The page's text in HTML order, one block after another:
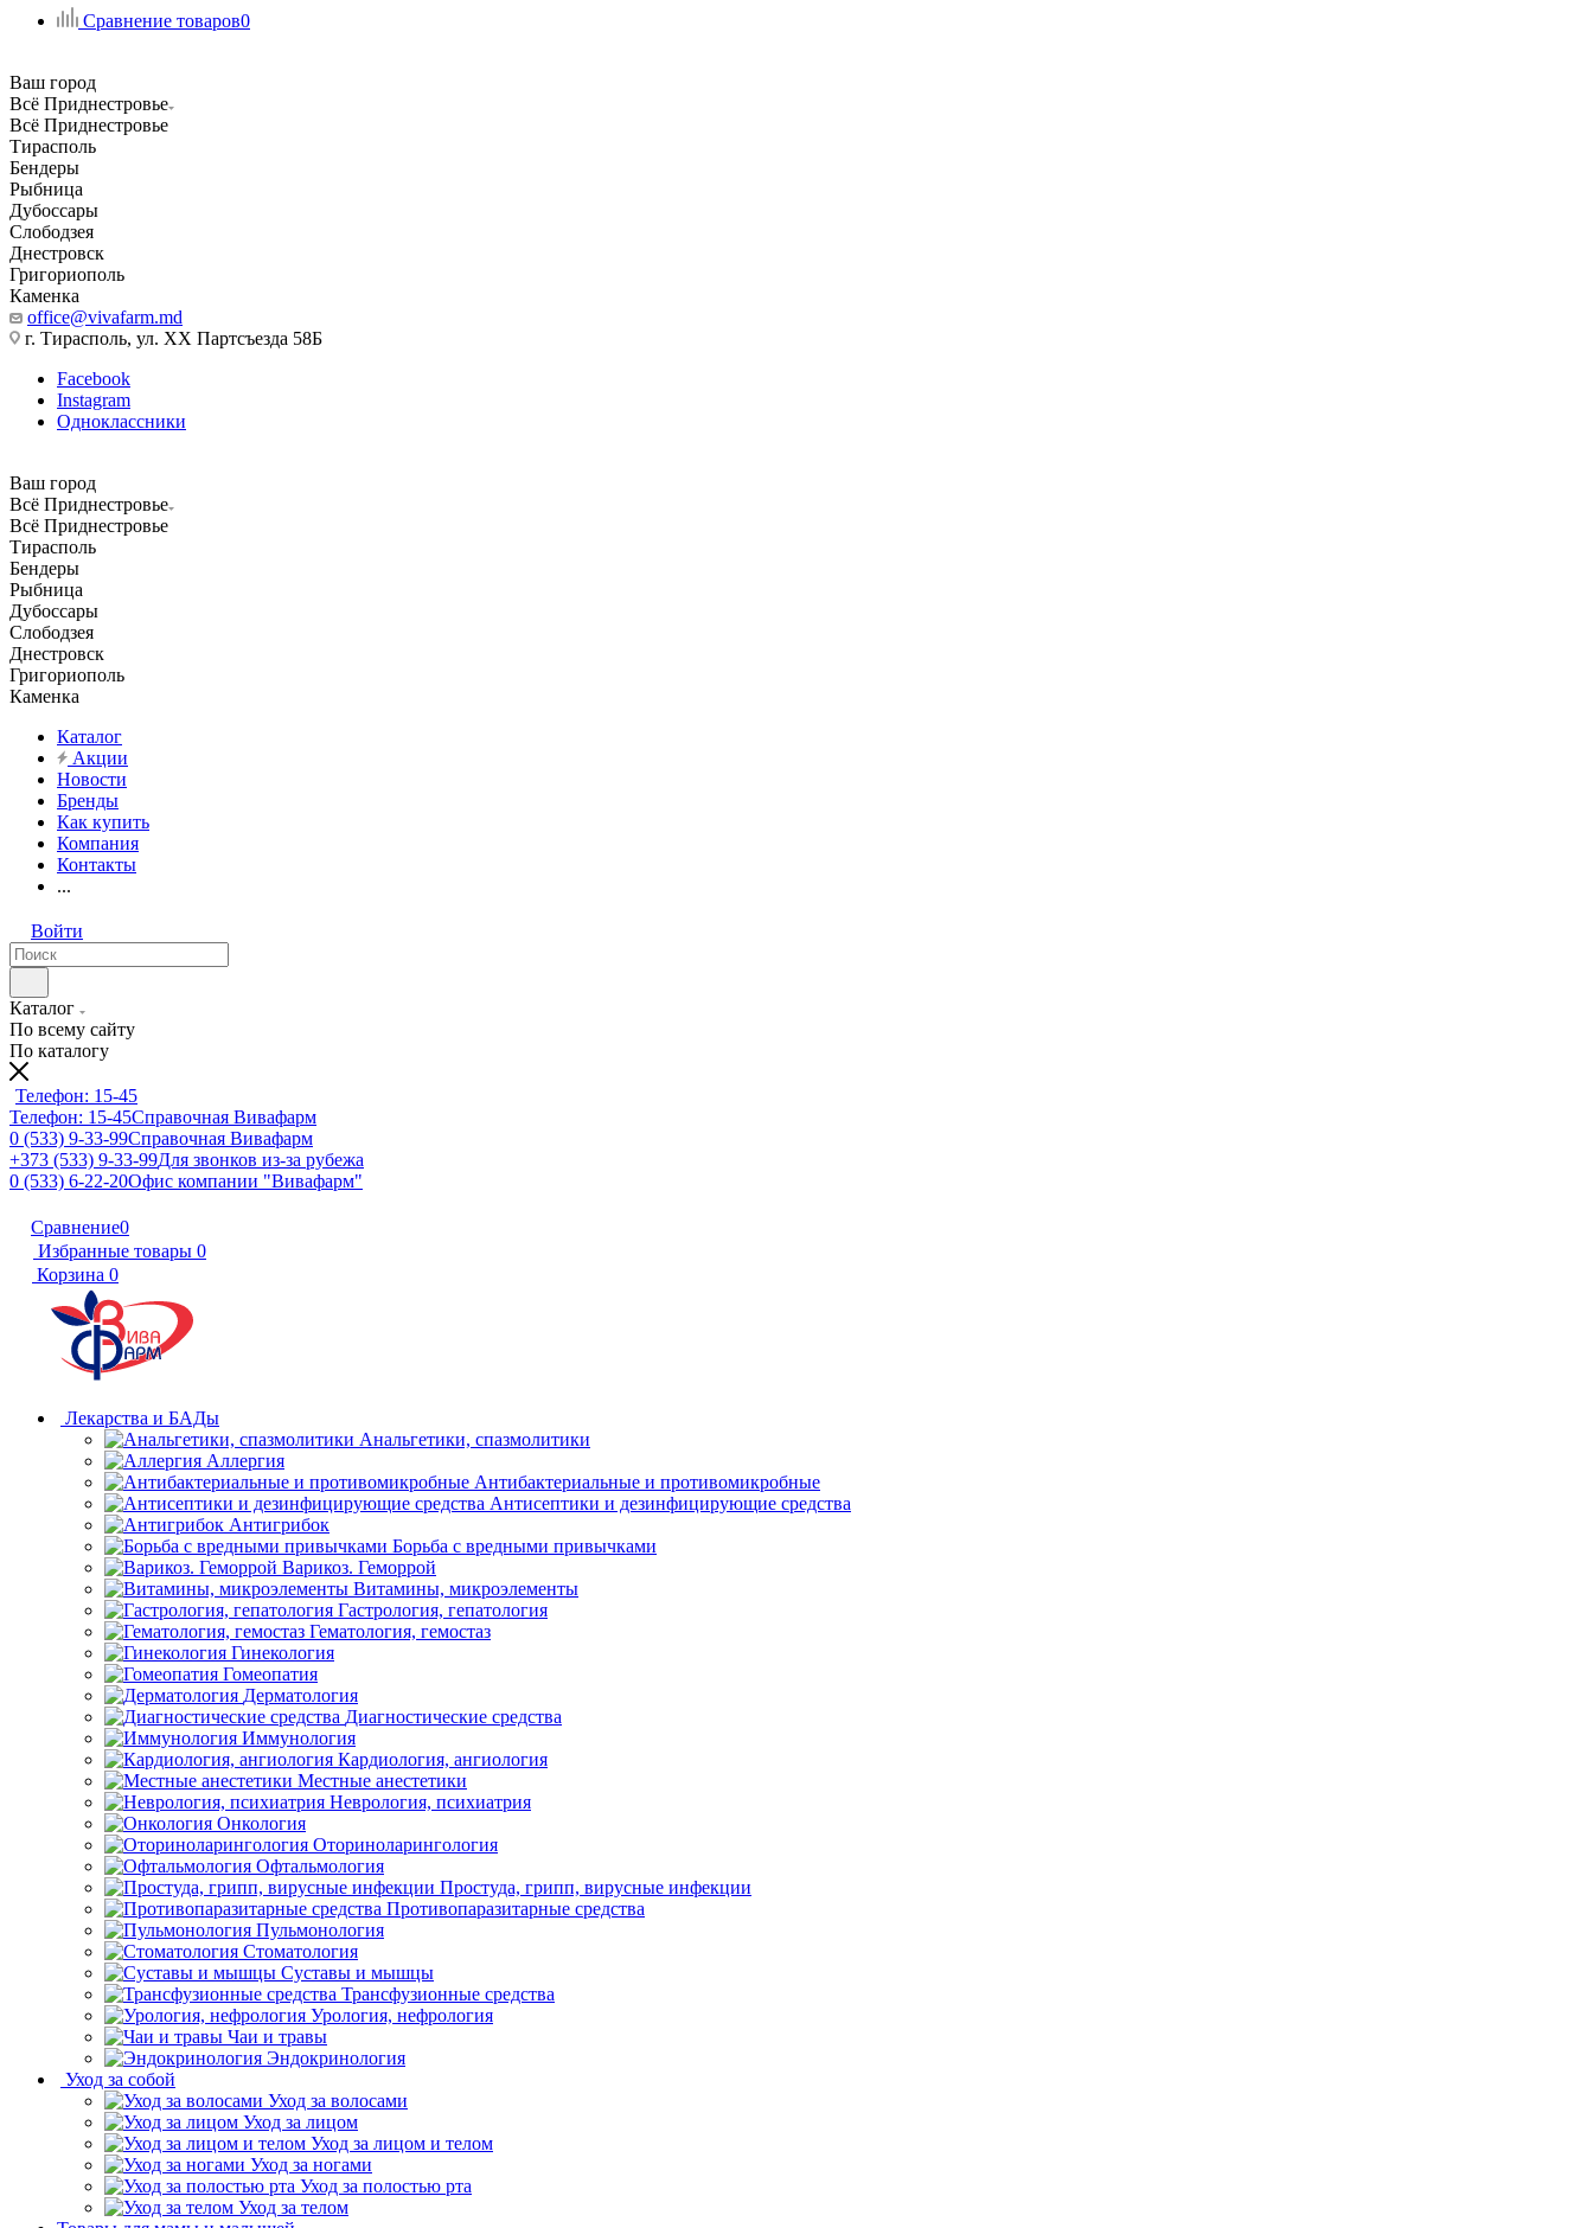
Сравнение товаров0
Ваш город
Всё Приднестровье
Всё Приднестровье
Тирасполь
Бендеры
Рыбница
Дубоссары
Слободзея
Днестровск
Григориополь
Каменка
office@vivafarm.md
г. Тирасполь, ул. ХХ Партсъезда 58Б
Facebook
Instagram
Одноклассники
Ваш город
Всё Приднестровье
Всё Приднестровье
Тирасполь
Бендеры
Рыбница
Дубоссары
Слободзея
Днестровск
Григориополь
Каменка
Каталог
Акции
Новости
Бренды
Как купить
Компания
Контакты
...
Войти
Каталог
По всему сайту
По каталогу
Телефон: 15-45
Телефон: 15-45Справочная Вивафарм
0 (533) 9-33-99Справочная Вивафарм
+373 (533) 9-33-99Для звонков из-за рубежа
0 (533) 6-22-20Офис компании "Вивафарм"
Сравнение0
Избранные товары 0
Корзина 0
Лекарства и БАДы
Анальгетики, спазмолитики
Аллергия
Антибактериальные и противомикробные
Антисептики и дезинфицирующие средства
Антигрибок
Борьба с вредными привычками
Варикоз. Геморрой
Витамины, микроэлементы
Гастрология, гепатология
Гематология, гемостаз
Гинекология
Гомеопатия
Дерматология
Диагностические средства
Иммунология
Кардиология, ангиология
Местные анестетики
Неврология, психиатрия
Онкология
Оториноларингология
Офтальмология
Простуда, грипп, вирусные инфекции
Противопаразитарные средства
Пульмонология
Стоматология
Суставы и мышцы
Трансфузионные средства
Урология, нефрология
Чаи и травы
Эндокринология
Уход за собой
Уход за волосами
Уход за лицом
Уход за лицом и телом
Уход за ногами
Уход за полостью рта
Уход за телом